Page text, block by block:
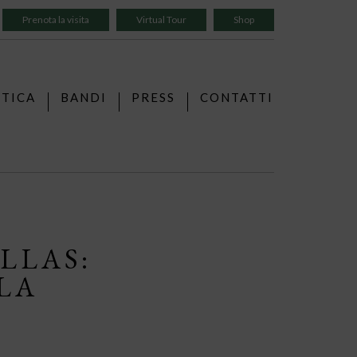
Prenota la visita Virtual Tour Shop
BANDI PRESS CONTATTI